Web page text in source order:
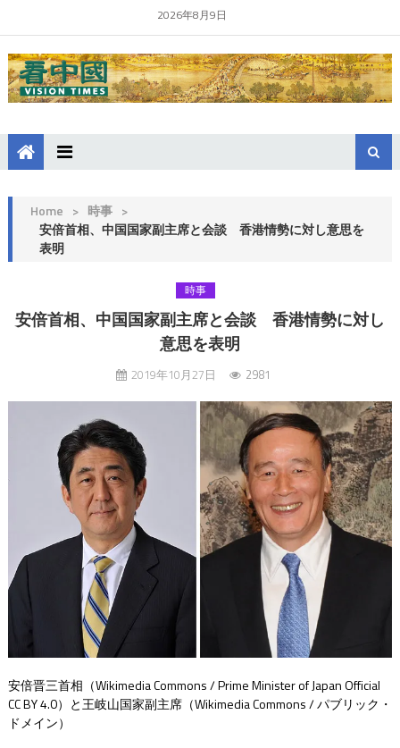
2026年8月9日
Home > 時事 >
安倍首相、中国国家副主席と会談 香港情勢に対し意思を
表明
時事
安倍首相、中国国家副主席と会談 香港情勢に対し
意思を表明
2019年10月27日 2981
安倍晋三首相（Wikimedia Commons / Prime Minister of Japan Official
CC BY 4.0）と王岐山国家副主席（Wikimedia Commons / パブリック・
ドメイン）